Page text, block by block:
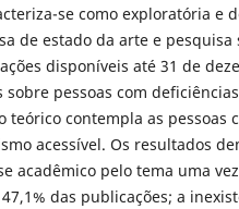
se como exploratória e
de estado da arte e
disponíveis até 31 de
sobre pessoas com
teórico contempla as pessoas
acessível. Os resultados
acadêmico pelo tema uma
das publicações; a